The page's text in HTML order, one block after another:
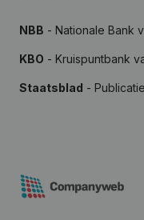
NBB - Nationale Bank
KBO - Kruispuntbank
Staatsblad -